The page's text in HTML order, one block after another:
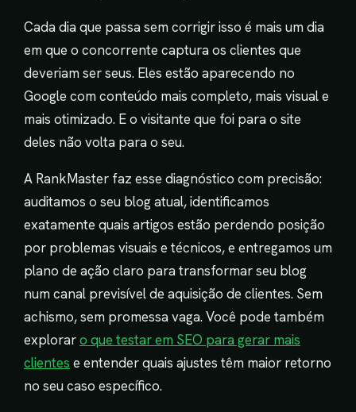
Cada dia que passa sem corrigir isso é mais um dia
em que o concorrente captura os clientes que
deveriam ser seus. Eles estão aparecendo no
Google com conteúdo mais completo, mais visual e
mais otimizado. E o visitante que foi para o site
deles não volta para o seu.
A RankMaster faz esse diagnóstico com precisão:
auditamos o seu blog atual, identificamos
exatamente quais artigos estão perdendo posição
por problemas visuais e técnicos, e entregamos um
plano de ação claro para transformar seu blog
num canal previsível de aquisição de clientes. Sem
achismo, sem promessa vaga. Você pode também
exploraro que testar em SEO para gerar mais
clientes e entender quais ajustes têm maior retorno
no seu caso específico.